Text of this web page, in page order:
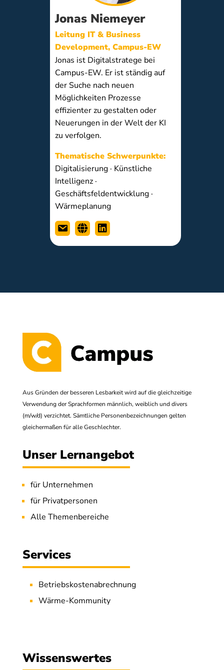
Jonas Niemeyer
Leitung IT & Business
Development, Campus-EW
Jonas ist Digitalstratege bei
Campus-EW. Er ist ständig auf
der Suche nach neuen
Möglichkeiten Prozesse
effizienter zu gestalten oder
Neuerungen in der Welt der KI
zu verfolgen.
Thematische Schwerpunkte:
Digitalisierung · Künstliche
Intelligenz ·
Geschäftsfeldentwicklung ·
Wärmeplanung
Aus Gründen der besseren Lesbarkeit wird auf die gleichzeitige
Verwendung der Sprachformen männlich, weiblich und divers
(m/w/d) verzichtet. Sämtliche Personenbezeichnungen gelten
gleichermaßen für alle Geschlechter.
Unser Lernangebot
für Unternehmen
für Privatpersonen
Alle Themenbereiche
Services
Betriebskostenabrechnung
Wärme-Kommunity
Wissenswertes